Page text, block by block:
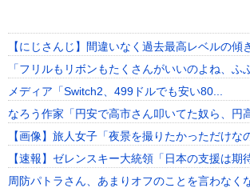
【にじさんじ】間違いなく過去最高レベルの傾
「フリルもリボンもたくさんがいいのよね、ふ
メディア「Switch2、499ドルでも安い80...
なろう作家「円安で高市さん叩いてた奴ら、円
【画像】旅人女子「夜景を撮りたかっただけな
【速報】ゼレンスキー大統領「日本の支援は期
周防パトラさん、あまりオフのことを言わなく